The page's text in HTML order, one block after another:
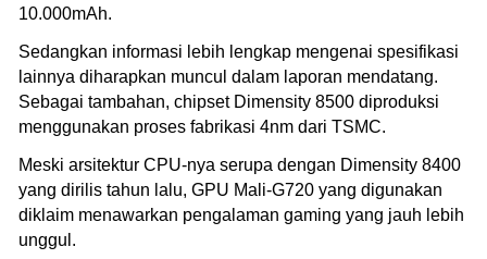
10.000mAh.
Sedangkan informasi lebih lengkap mengenai spesifikasi
lainnya diharapkan muncul dalam laporan mendatang.
Sebagai tambahan, chipset Dimensity 8500 diproduksi
menggunakan proses fabrikasi 4nm dari TSMC.
Meski arsitektur CPU-nya serupa dengan Dimensity 8400
yang dirilis tahun lalu, GPU Mali-G720 yang digunakan
diklaim menawarkan pengalaman gaming yang jauh lebih
unggul.